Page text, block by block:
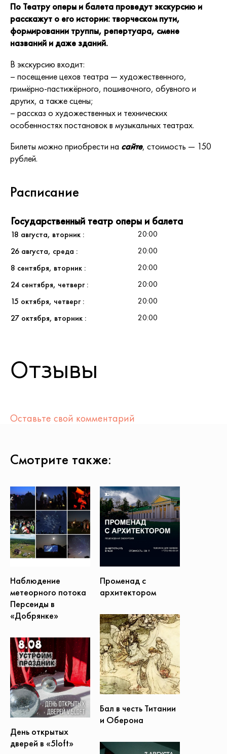
По Театру оперы и балета проведут экскурсию и
расскажут о его истории: творческом пути,
формировании труппы, репертуара, смене
названий и даже зданий.
В экскурсию входит:
– посещение цехов театра — художественного,
гримёрно-пастижёрного, пошивочного, обувного и
других, а также сцены;
– рассказ о художественных и технических
особенностях постановок в музыкальных театрах.
Билеты можно приобрести на сайте, стоимость — 150
рублей.
Расписание
Государственный театр оперы и балета
18 августа, вторник
20:00
26 августа, среда
20:00
8 сентября, вторник
20:00
24 сентября, четверг
20:00
15 октября, четверг
20:00
27 октября, вторник
20:00
Отзывы
Оставьте свой комментарий
Смотрите также:
Наблюдение
метеорного потока
Персеиды в
«Добрянке»
Променад с
архитектором
Бал в честь Титании
и Оберона
День открытых
дверей в «5loft»